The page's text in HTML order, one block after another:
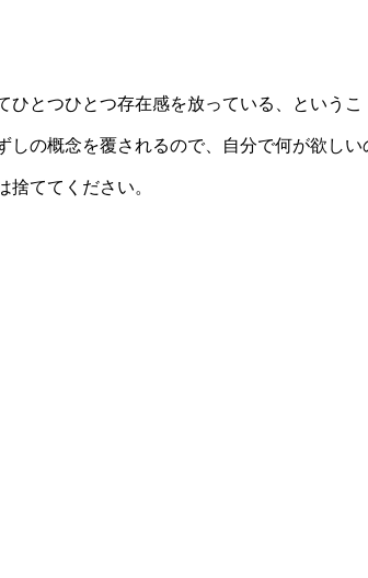
とつひとつ存在感を放っている、というこ
しの概念を覆されるので、自分で何が欲しい
ててください。